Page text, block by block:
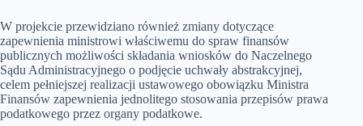
W projekcie przewidziano również zmiany dotyczące
zapewnienia ministrowi właściwemu do spraw finansów
publicznych możliwości składania wniosków do Naczelnego
Sądu Administracyjnego o podjęcie uchwały abstrakcyjnej,
celem pełniejszej realizacji ustawowego obowiązku Ministra
Finansów zapewnienia jednolitego stosowania przepisów prawa
podatkowego przez organy podatkowe.